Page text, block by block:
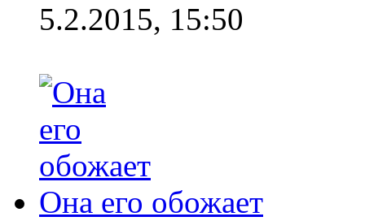
5.2.2015, 15:50
Она его обожает